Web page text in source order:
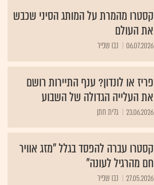
קסטרו מהמרת על המותג הסיני שכבש
את העולם
06.07.2026 נבו שפיר
פריז או לונדון? ענף התיירות רושם
את העלייה הגדולה של השבוע
23.06.2026 גלית חתן
קסטרו עברה להפסד בגלל "מזג אוויר
חם מהרגיל לעונה"
27.05.2026 נבו שפיר